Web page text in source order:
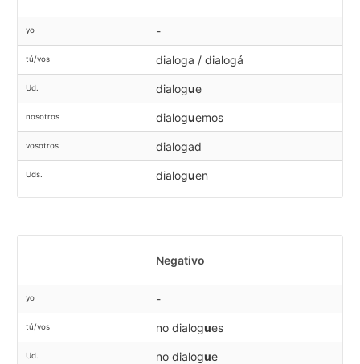
yo -
tú/vos dialoga / dialogá
Ud. dialogue
nosotros dialoguemos
vosotros dialogad
Uds. dialoguen
Negativo
yo -
tú/vos no dialogues
Ud. no dialogue